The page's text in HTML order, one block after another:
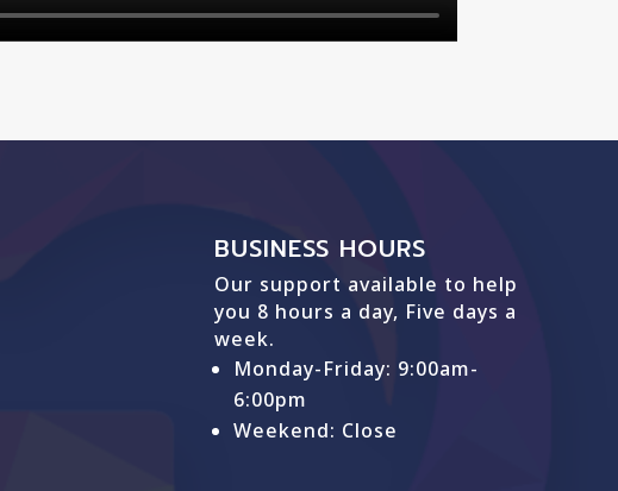
BUSINESS HOURS
Our support available to help
you 8 hours a day, Five days a
week.
Monday-Friday: 9:00am-
6:00pm
Weekend: Close